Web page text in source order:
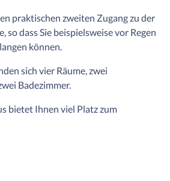
praktischen zweiten Zugang zu der
so dass Sie beispielsweise vor Regen
können.
sich vier Räume, zwei
Badezimmer.
bietet Ihnen viel Platz zum